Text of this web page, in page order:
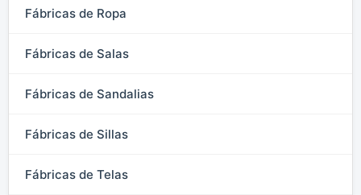
Fábricas de Ropa
Fábricas de Salas
Fábricas de Sandalias
Fábricas de Sillas
Fábricas de Telas